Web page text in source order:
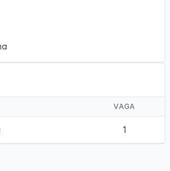
VAGA
1